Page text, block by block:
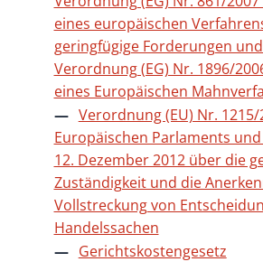
eines europäischen
geringfügige Forderungen
Verordnung (EG) Nr. 1896/
eines Europäischen
Verordnung (EU) Nr. 1215/
Europäischen Parlaments
12. Dezember 2012 über die
Zuständigkeit und die
Vollstreckung von
Handelssachen
Gerichtskostengesetz